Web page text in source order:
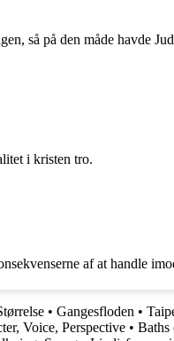
så på den måde havde
i kristen tro.
af at handle
• Gangesfloden •
Voice, Perspective • Baths